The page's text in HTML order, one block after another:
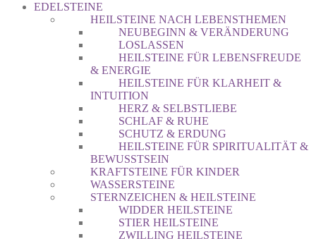
EDELSTEINE
HEILSTEINE NACH LEBENSTHEMEN
NEUBEGINN & VERÄNDERUNG
LOSLASSEN
HEILSTEINE FÜR LEBENSFREUDE
& ENERGIE
HEILSTEINE FÜR KLARHEIT &
INTUITION
HERZ & SELBSTLIEBE
SCHLAF & RUHE
SCHUTZ & ERDUNG
HEILSTEINE FÜR SPIRITUALITÄT &
BEWUSSTSEIN
KRAFTSTEINE FÜR KINDER
WASSERSTEINE
STERNZEICHEN & HEILSTEINE
WIDDER HEILSTEINE
STIER HEILSTEINE
ZWILLING HEILSTEINE